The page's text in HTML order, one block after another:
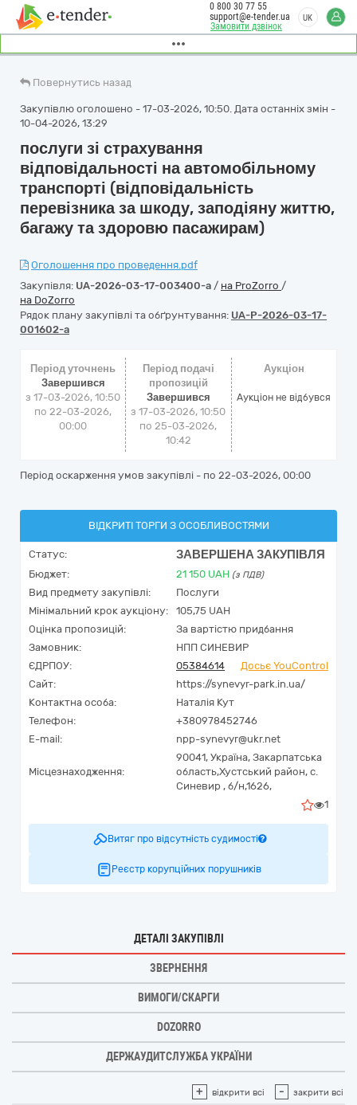
Замовити дзвінок
0 800 30 77 55
support@e-tender.ua
UK
Повернутись назад
Закупівлю оголошено - 17-03-2026, 10:50. Дата останніх змін -
10-04-2026, 13:29
послуги зі страхування
відповідальності на автомобільному
транспорті (відповідальність
перевізника за шкоду, заподіяну життю,
багажу та здоровю пасажирам)
Оголошення про проведення.pdf
Закупівля: UA-2026-03-17-003400-a / на ProZorro /
на DoZorro
Рядок плану закупівлі та обґрунтування: UA-P-2026-03-17-
001602-a
Період уточнень
Завершився
з 17-03-2026, 10:50
по 22-03-2026,
00:00
Період подачі
пропозицій
Завершився
з 17-03-2026, 10:50
по 25-03-2026,
10:42
Аукціон
Аукціон не відбувся
Період оскарження умов закупівлі - по 22-03-2026, 00:00
ВІДКРИТІ ТОРГИ З ОСОБЛИВОСТЯМИ
Статус: ЗАВЕРШЕНА ЗАКУПІВЛЯ
Бюджет: 21 150 UAH (з ПДВ)
Вид предмету закупівлі:
Послуги
Мінімальний крок аукціону:
105,75 UAH
Оцінка пропозицій:
За вартістю придбання
Замовник:
НПП СИНЕВИР
ЄДРПОУ:
05384614
Досьє YouControl
Сайт:
https://synevyr-park.in.ua/
Контактна особа:
Наталія Кут
Телефон:
+380978452746
E-mail:
npp-synevyr@ukr.net
Місцезнаходження:
90041, Україна, Закарпатська
область,Хустський район, с.
Синевир , б/н,1626,
1
Витяг про відсутність судимості
Реєстр корупційних порушників
ДЕТАЛІ ЗАКУПІВЛІ
ЗВЕРНЕННЯ
ВИМОГИ/СКАРГИ
DOZORRO
ДЕРЖАУДИТСЛУЖБА УКРАЇНИ
+ відкрити всі - закрити всі